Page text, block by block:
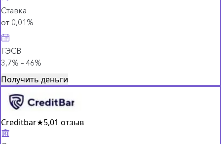
Ставка
от 0,01%
ГЭСВ
3,7% – 46%
Получить деньги
Creditbar★5,01 отзыв